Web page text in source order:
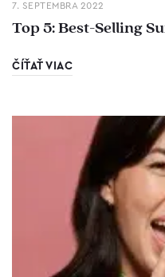
7. SEPTEMBRA 2022
Top 5: Best-Selling
ČÍŤAŤ VIAC